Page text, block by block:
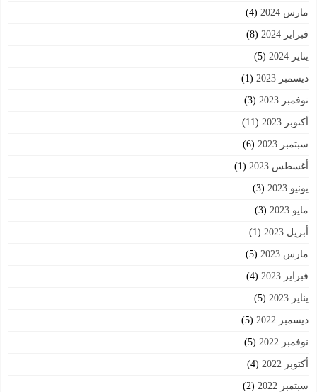
مارس 2024 (4)
فبراير 2024 (8)
يناير 2024 (5)
ديسمبر 2023 (1)
نوفمبر 2023 (3)
أكتوبر 2023 (11)
سبتمبر 2023 (6)
أغسطس 2023 (1)
يونيو 2023 (3)
مايو 2023 (3)
أبريل 2023 (1)
مارس 2023 (5)
فبراير 2023 (4)
يناير 2023 (5)
ديسمبر 2022 (5)
نوفمبر 2022 (5)
أكتوبر 2022 (4)
سبتمبر 2022 (2)